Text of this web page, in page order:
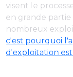
visent le
en grande partie
nombreux
c'est pourquoi
d'exploitation